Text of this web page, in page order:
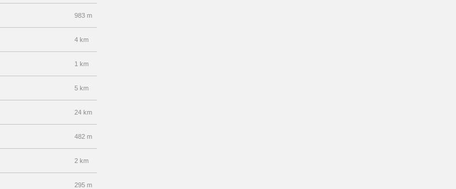
983 m
4 km
1 km
5 km
24 km
482 m
2 km
295 m